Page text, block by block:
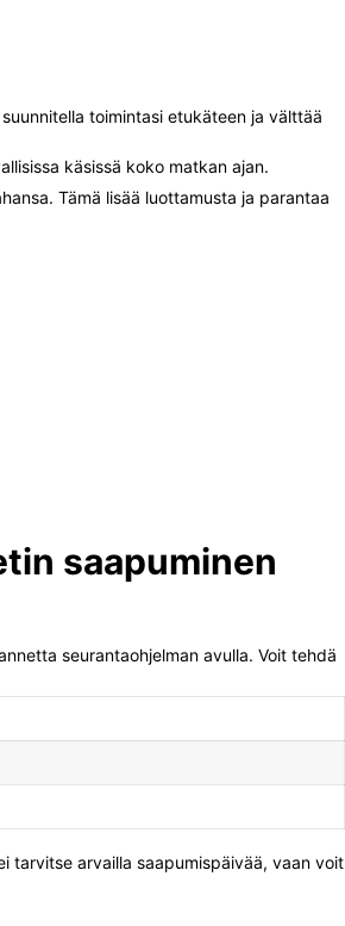
toimintasi etukäteen ja välttää
käsissä koko matkan ajan.
Tämä lisää luottamusta ja parantaa
saapuminen
seurantaohjelman avulla. Voit tehdä
tarvitse arvailla saapumispäivää, vaan voit